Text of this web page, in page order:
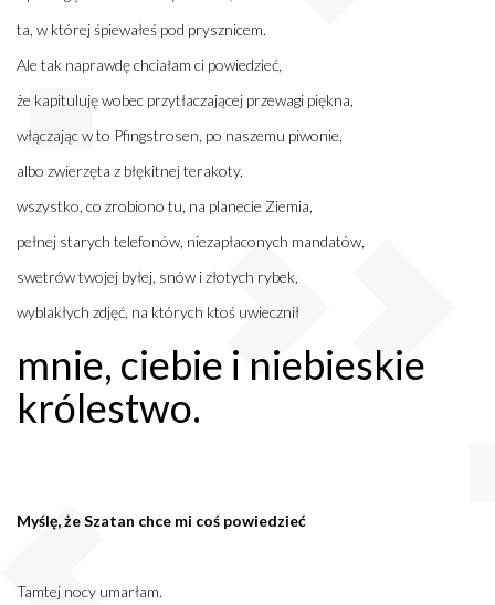
ta, w której śpiewałeś pod prysznicem.
Ale tak naprawdę chciałam ci powiedzieć,
że kapituluję wobec przytłaczającej przewagi piękna,
włączając w to Pfingstrosen, po naszemu piwonie,
albo zwierzęta z błękitnej terakoty,
wszystko, co zrobiono tu, na planecie Ziemia,
pełnej starych telefonów, niezapłaconych mandatów,
swetrów twojej byłej, snów i złotych rybek,
wyblakłych zdjęć, na których ktoś uwiecznił
mnie, ciebie i niebieskie
królestwo.
Myślę, że Szatan chce mi coś powiedzieć
Tamtej nocy umarłam.